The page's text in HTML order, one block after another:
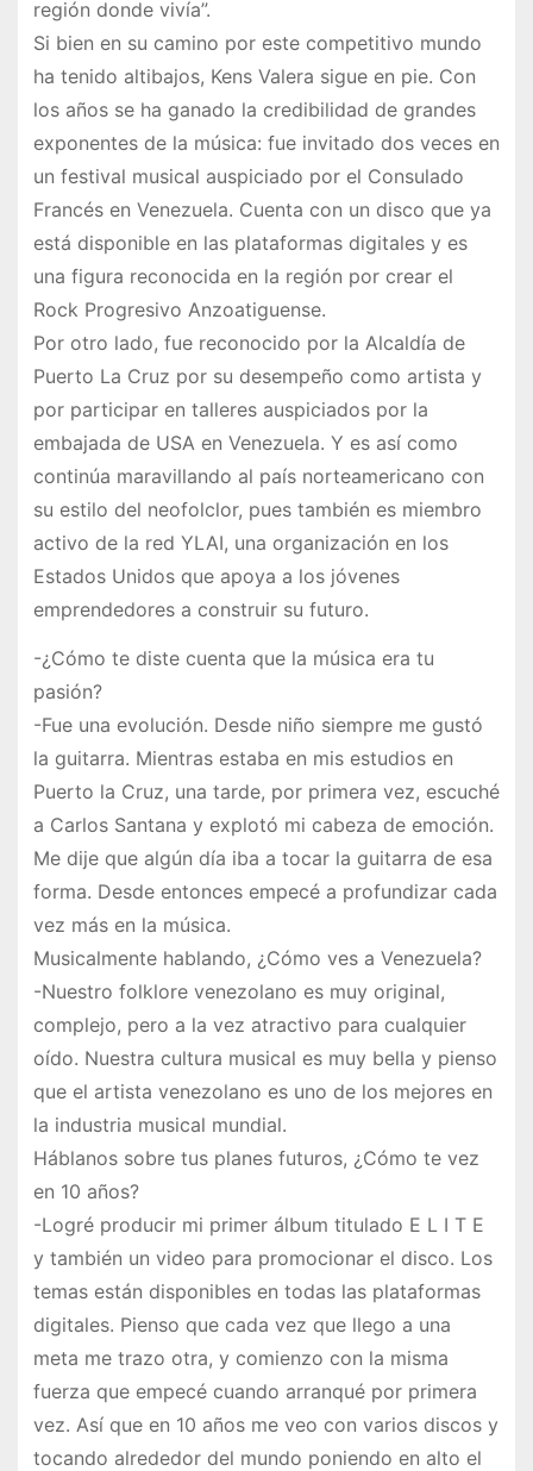
región donde vivía”.
Si bien en su camino por este competitivo mundo
ha tenido altibajos, Kens Valera sigue en pie. Con
los años se ha ganado la credibilidad de grandes
exponentes de la música: fue invitado dos veces en
un festival musical auspiciado por el Consulado
Francés en Venezuela. Cuenta con un disco que ya
está disponible en las plataformas digitales y es
una figura reconocida en la región por crear el
Rock Progresivo Anzoatiguense.
Por otro lado, fue reconocido por la Alcaldía de
Puerto La Cruz por su desempeño como artista y
por participar en talleres auspiciados por la
embajada de USA en Venezuela. Y es así como
continúa maravillando al país norteamericano con
su estilo del neofolclor, pues también es miembro
activo de la red YLAI, una organización en los
Estados Unidos que apoya a los jóvenes
emprendedores a construir su futuro.
-¿Cómo te diste cuenta que la música era tu
pasión?
-Fue una evolución. Desde niño siempre me gustó
la guitarra. Mientras estaba en mis estudios en
Puerto la Cruz, una tarde, por primera vez, escuché
a Carlos Santana y explotó mi cabeza de emoción.
Me dije que algún día iba a tocar la guitarra de esa
forma. Desde entonces empecé a profundizar cada
vez más en la música.
Musicalmente hablando, ¿Cómo ves a Venezuela?
-Nuestro folklore venezolano es muy original,
complejo, pero a la vez atractivo para cualquier
oído. Nuestra cultura musical es muy bella y pienso
que el artista venezolano es uno de los mejores en
la industria musical mundial.
Háblanos sobre tus planes futuros, ¿Cómo te vez
en 10 años?
-Logré producir mi primer álbum titulado E L I T E
y también un video para promocionar el disco. Los
temas están disponibles en todas las plataformas
digitales. Pienso que cada vez que llego a una
meta me trazo otra, y comienzo con la misma
fuerza que empecé cuando arranqué por primera
vez. Así que en 10 años me veo con varios discos y
tocando alrededor del mundo poniendo en alto el